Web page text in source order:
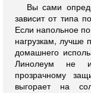
Вы сами
зависит от типа
Если напольное
нагрузкам, лучше
домашнего
Линолеум не
прозрачному
выгорает на